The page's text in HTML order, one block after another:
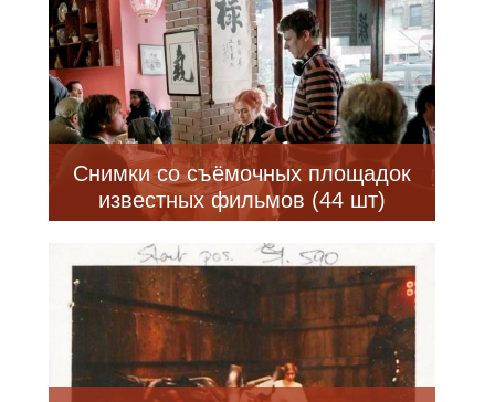
Снимки со съёмочных площадок
известных фильмов (44 шт)